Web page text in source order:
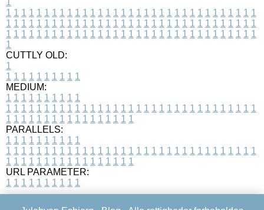
1 1 1 1 1 1 1 1 1 1 1 1 1 1 1 1 1 1 1 1 1 1 1 1 1 1 1 1 1 1 1 1 1
1 1 1 1 1 1 1 1 1 1 1 1 1 1 1 1 1 1 1 1 1 1 1 1 1 1 1 1 1 1 1 1 1
1 1 1 1 1 1 1 1 1 1 1 1 1 1 1 1 1 1 1 1 1 1 1 1 1 1 1 1 1 1 1 1 1
1
CUTTLY OLD:
1
1 1 1 1 1 1 1 1 1 1
MEDIUM:
1 1 1 1 1 1 1 1 1 1
1 1 1 1 1 1 1 1 1 1 1 1 1 1 1 1 1 1 1 1 1 1 1 1 1 1 1 1 1 1 1 1 1
1 1 1 1 1 1 1 1 1 1 1 1 1 1 1 1 1
PARALLELS:
1 1 1 1 1 1 1 1 1 1
1 1 1 1 1 1 1 1 1 1 1 1 1 1 1 1 1 1 1 1 1 1 1 1 1 1 1 1 1 1 1 1 1
1 1 1 1 1 1 1 1 1 1 1 1 1 1 1 1 1
URL PARAMETER:
1 1 1 1 1 1 1 1 1 1